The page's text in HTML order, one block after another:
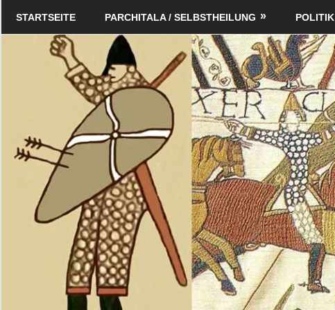
Schildverlag
STARTSEITE PARCHITALA / SELBSTHEILUNG POLITIK